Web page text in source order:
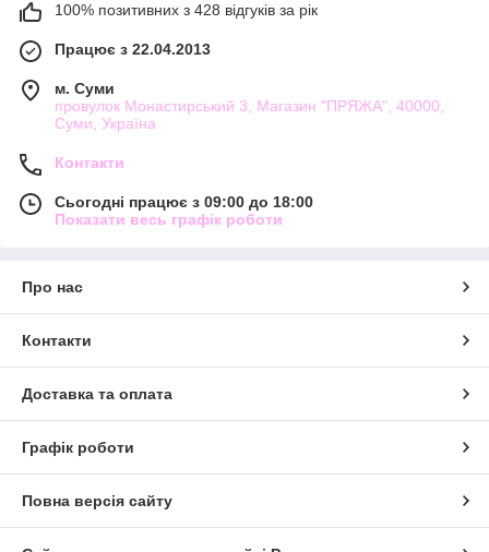
пряжу, можна не замислюватися над візерунком. Навіть
проста лицьова гладь виглядатиме чудово через
ефектне колірне рішення.
До складу пряжі входить акрил, що надає
зносостійкості. В'язане полотно не розтягується,
петельки лягають рівно. А головне, що одного мотка
вистачає на виріб середнього розміру.
Є й інші кольори у цій назві.
Для замовлення потрібного кольору передзвоніть нам,
або надішліть замовлення ел.поштою:
Догляд: ручне прання.
44 розмір 200 г
48 розмір 250 г
50 розмір 400 г
100% позитивних з 428 відгуків за рік
Працює з 22.04.2013
м. Суми
провулок Монастирський 3, Магазин "ПРЯЖА", 40000,
Суми, Україна
Контакти
Сьогодні працює з 09:00 до 18:00
Показати весь графік роботи
Про нас
Контакти
Доставка та оплата
Графік роботи
Повна версія сайту